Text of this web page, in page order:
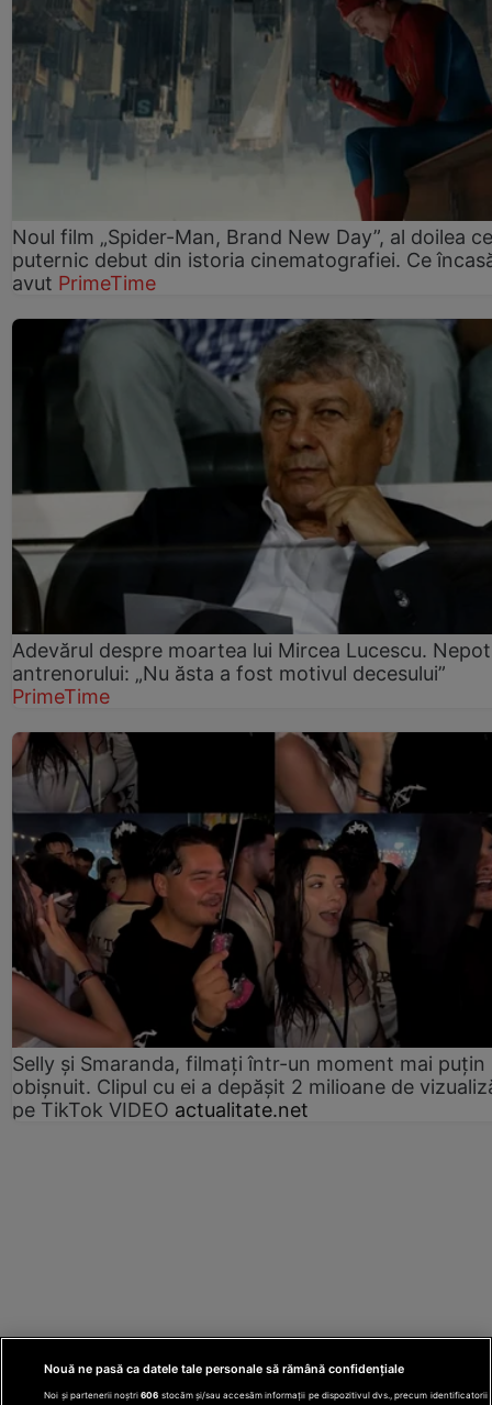
Noul film „Spider-Man, Brand New Day”, al doilea
puternic debut din istoria cinematografiei. Ce
avut PrimeTime
Adevărul despre moartea lui Mircea Lucescu.
antrenorului: „Nu ăsta a fost motivul decesului”
PrimeTime
Selly și Smaranda, filmați într-un moment mai puțin
obișnuit. Clipul cu ei a depășit 2 milioane de
pe TikTok VIDEO actualitate.net
Nouă ne pasă ca datele tale personale să rămână confidențiale
Noi și partenerii noștri606 stocăm și/sau accesăm informații pe dispozitivul dvs., precum identificatorii